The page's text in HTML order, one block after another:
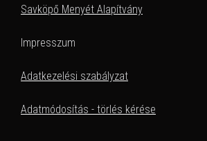
Savköpő Menyét Alapítvány
Impresszum
Adatkezelési szabályzat
Adatmódosítás - törlés kérése